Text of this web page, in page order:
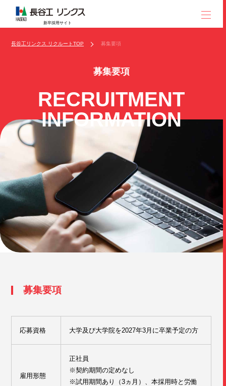
新卒採用サイト
長谷工リンクス リクルートTOP 募集要項
募集要項
RECRUITMENT
INFORMATION
募集要項
応募資格 大学及び大学院を2027年3月に卒業予定の方
雇用形態
正社員
※契約期間の定めなし
※試用期間あり（3ヵ月）、本採用時と労働